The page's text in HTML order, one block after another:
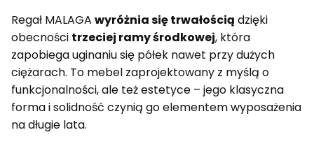
Regał MALAGA wyróżnia się trwałością dzięki
obecności trzeciej ramy środkowej, która
zapobiega uginaniu się półek nawet przy dużych
ciężarach. To mebel zaprojektowany z myślą o
funkcjonalności, ale też estetyce – jego klasyczna
forma i solidność czynią go elementem wyposażenia
na długie lata.